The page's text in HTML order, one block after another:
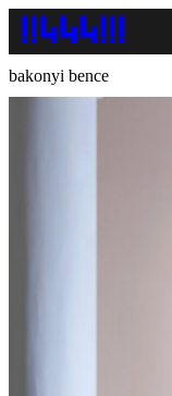
bakonyi bence